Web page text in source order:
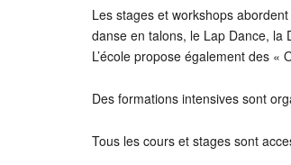
Les stages et workshops
danse en talons, le Lap Dance, la
L’école propose également des
Des formations intensives sont
Tous les cours et stages sont